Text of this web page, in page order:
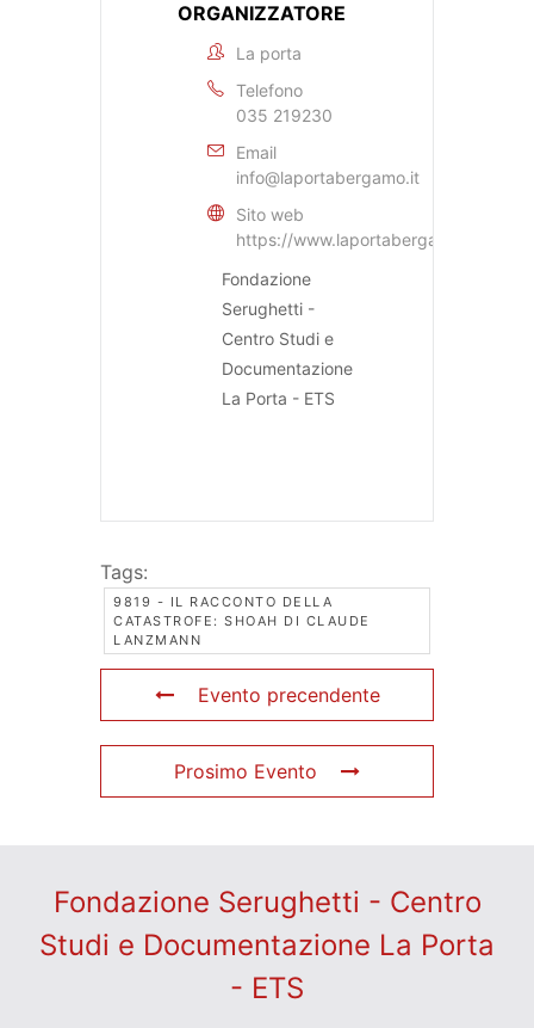
ORGANIZZATORE
La porta
Telefono
035 219230
Email
info@laportabergamo.it
Sito web
https://www.laportabergamo.it
Fondazione
Serughetti -
Centro Studi e
Documentazione
La Porta - ETS
Tags:
9819 - IL RACCONTO DELLA
CATASTROFE: SHOAH DI CLAUDE
LANZMANN
Evento precendente
Prosimo Evento
Fondazione Serughetti - Centro
Studi e Documentazione La Porta
- ETS